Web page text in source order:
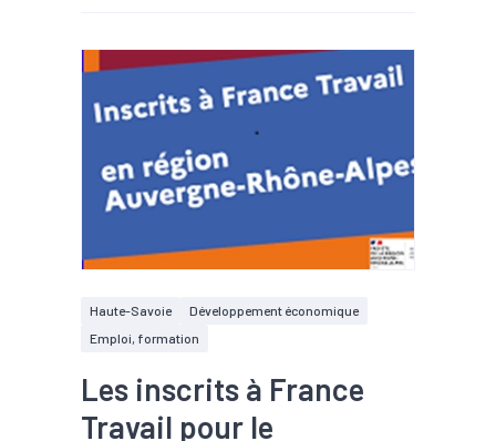
Haute-Savoie
Développement économique
Emploi, formation
Les inscrits à France
Travail pour le